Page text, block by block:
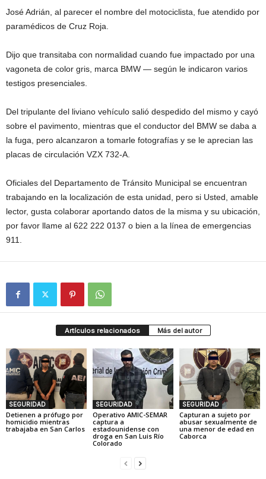
José Adrián, al parecer el nombre del motociclista, fue atendido por
paramédicos de Cruz Roja.
Dijo que transitaba con normalidad cuando fue impactado por una
vagoneta de color gris, marca BMW — según le indicaron varios
testigos presenciales.
Del tripulante del liviano vehículo salió despedido del mismo y cayó
sobre el pavimento, mientras que el conductor del BMW se daba a
la fuga, pero alcanzaron a tomarle fotografías y se le aprecian las
placas de circulación VZX 732-A.
Oficiales del Departamento de Tránsito Municipal se encuentran
trabajando en la localización de esta unidad, pero si Usted, amable
lector, gusta colaborar aportando datos de la misma y su ubicación,
por favor llame al 622 222 0137 o bien a la línea de emergencias
911.
Artículos relacionados Más del autor
SEGURIDAD
Detienen a prófugo por
homicidio mientras
trabajaba en San Carlos
SEGURIDAD
Operativo AMIC-SEMAR
captura a
estadounidense con
droga en San Luis Río
Colorado
SEGURIDAD
Capturan a sujeto por
abusar sexualmente de
una menor de edad en
Caborca